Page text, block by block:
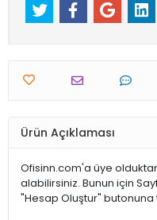
Ürün Açıklaması
Ofisinn.com'a üye
alabilirsiniz. Bunun için
"Hesap Oluştur" butonuna